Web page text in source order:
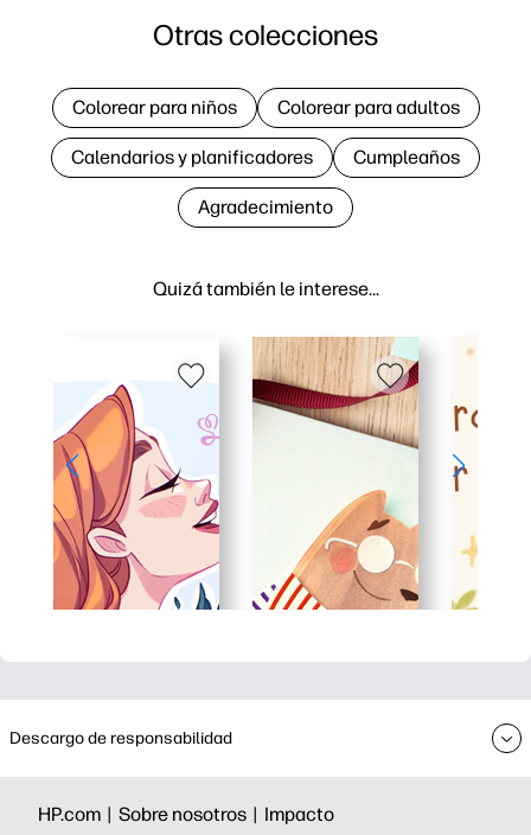
Quizá también le interese…
Otras colecciones
Colorear para niños Colorear para adultos
Calendarios y planificadores Cumpleaños
Agradecimiento
Descargo de responsabilidad
HP.com | Sobre nosotros | Impacto